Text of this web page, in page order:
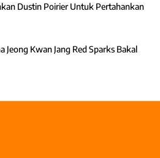
Dustin Poirier Untuk Pertahankan
Jeong Kwan Jang Red Sparks Bakal